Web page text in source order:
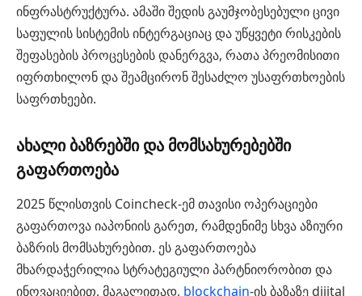
ინფრასტრუქტურა. ამაში შედის გაუმჯობესებული ცივი
საფულის სისტემის ინტერგაციაც და უწყვეტი რისკების
შეფასების პროცესების დანერგვა, რათა პრეომისითი
იფრთხილონ და შეამცირონ შესაძლო უსაფრთხოების
საფრთხეები.
ახალი ბაზრებში და მომსახურებებში
გაფართოება
2025 წლისთვის Coincheck-ემ თავისი ოპერაციები
გაფართოვა იაპონიის გარეთ, რამდენიმე სხვა აზიური
ბაზრის მომსახურებით. ეს გაფართოება
მხარდაჭერილია სტრატეგიული პარტნიორობით და
ინოვაციებით, მაგალითად, blockchain-ის ბაზაზე dijital